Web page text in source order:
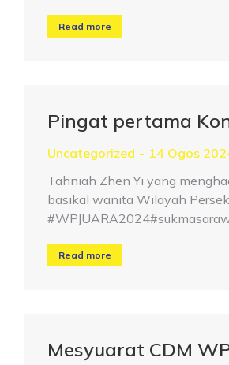
Read more
Pingat pertama
Uncategorized
14 Ogos
Tahniah Zhen Yi yang
basikal wanita Wilayah
Read more
Mesyuarat CDM